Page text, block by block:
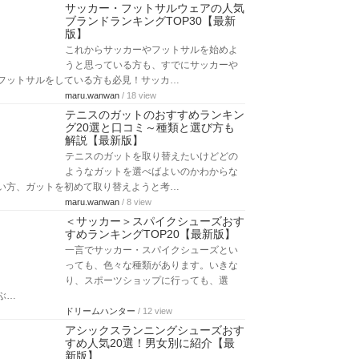
サッカー・フットサルウェアの人気
ブランドランキングTOP30【最新
版】
これからサッカーやフットサルを始めよ
うと思っている方も、すでにサッカーや
ットサルをしている方も必見！サッカ…
maru.wanwan / 18 view
テニスのガットのおすすめランキン
グ20選と口コミ～種類と選び方も
解説【最新版】
テニスのガットを取り替えたいけどどの
ようなガットを選べばよいのかわからな
方、ガットを初めて取り替えようと考…
maru.wanwan / 8 view
＜サッカー＞スパイクシューズおす
すめランキングTOP20【最新版】
一言でサッカー・スパイクシューズとい
っても、色々な種類があります。いきな
り、スポーツショップに行っても、選
…
ドリームハンター / 12 view
アシックスランニングシューズおす
すめ人気20選！男女別に紹介【最
新版】